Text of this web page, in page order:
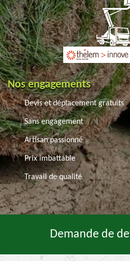
Nos engagements
Devis et déplacement gratuits
Sans engagement
Artisan passionné
Prix imbattable
Travail de qualité
Demande de